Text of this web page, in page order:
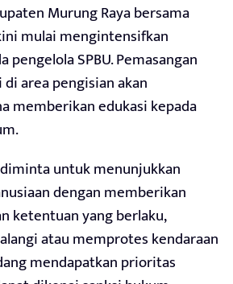
Murung Raya bersama
mulai mengintensifkan
pengelola SPBU. Pemasangan
area pengisian akan
memberikan edukasi kepada
untuk menunjukkan
dengan memberikan
ketentuan yang berlaku,
atau memprotes kendaraan
mendapatkan prioritas